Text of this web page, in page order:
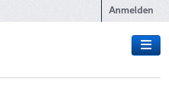
Anmelden